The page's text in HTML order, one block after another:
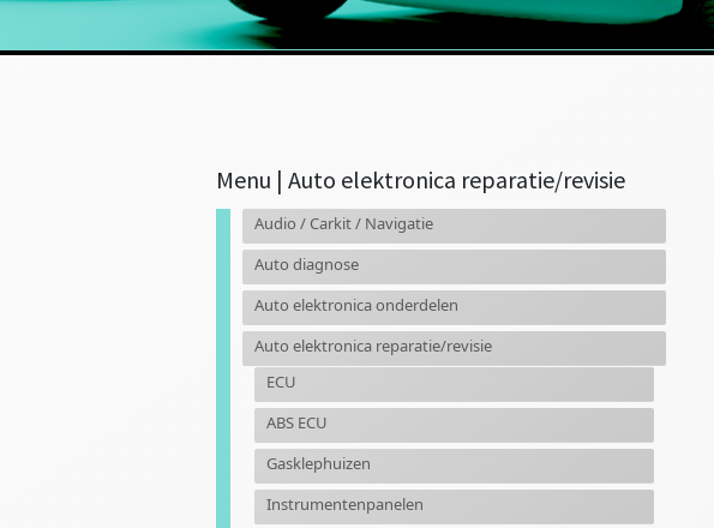
Primaire
Sidebar
Menu | Auto elektronica reparatie/revisie
Audio / Carkit / Navigatie
Auto diagnose
Auto elektronica onderdelen
Auto elektronica reparatie/revisie
ECU
ABS ECU
Gasklephuizen
Instrumentenpanelen